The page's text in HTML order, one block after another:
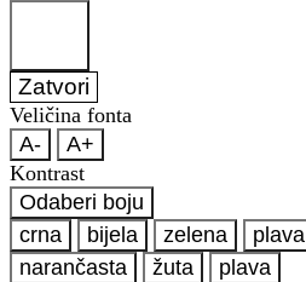
Zatvori
Veličina fonta
A-
A+
Kontrast
Odaberi boju
crna
bijela zelena plava
narančasta
žuta
plava